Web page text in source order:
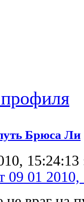
Брюса Ли
15:24:13
09 01